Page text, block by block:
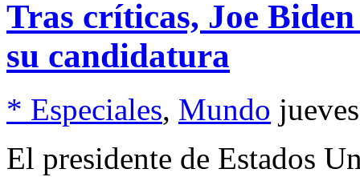
Tras críticas, Joe
su candidatura
* Especiales, Mundo
El presidente de Estados